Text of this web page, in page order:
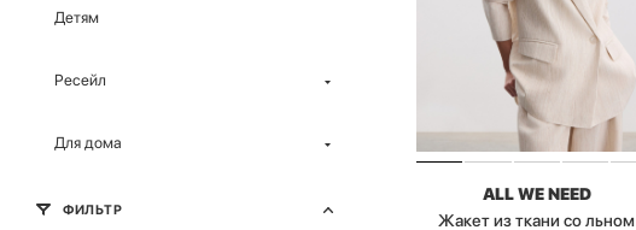
ALL WE NEED
Жакет из ткани со льном
Детям
Ресейл
Для дома
ФИЛЬТР